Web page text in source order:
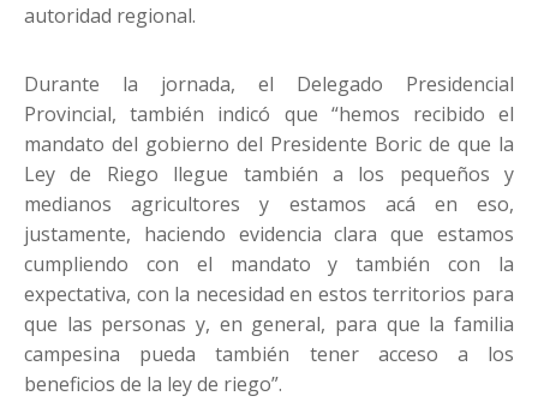
autoridad regional.
Durante la jornada, el Delegado Presidencial
Provincial, también indicó que “hemos recibido el
mandato del gobierno del Presidente Boric de que la
Ley de Riego llegue también a los pequeños y
medianos agricultores y estamos acá en eso,
justamente, haciendo evidencia clara que estamos
cumpliendo con el mandato y también con la
expectativa, con la necesidad en estos territorios para
que las personas y, en general, para que la familia
campesina pueda también tener acceso a los
beneficios de la ley de riego”.